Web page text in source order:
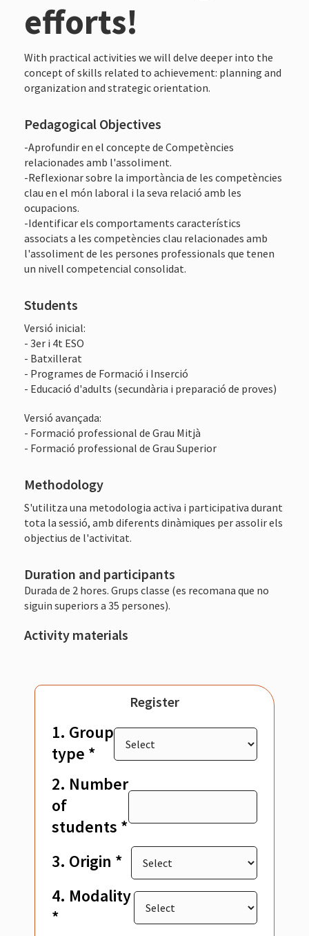
efforts!
With practical activities we will delve deeper into the
concept of skills related to achievement: planning and
organization and strategic orientation.
Pedagogical Objectives
-Aprofundir en el concepte de Competències
relacionades amb l'assoliment.
-Reflexionar sobre la importància de les competències
clau en el món laboral i la seva relació amb les
ocupacions.
-Identificar els comportaments característics
associats a les competències clau relacionades amb
l'assoliment de les persones professionals que tenen
un nivell competencial consolidat.
Students
Versió inicial:
- 3er i 4t ESO
- Batxillerat
- Programes de Formació i Inserció
- Educació d'adults (secundària i preparació de proves)
Versió avançada:
- Formació professional de Grau Mitjà
- Formació professional de Grau Superior
Methodology
S'utilitza una metodologia activa i participativa durant
tota la sessió, amb diferents dinàmiques per assolir els
objectius de l'activitat.
Duration and participants
Durada de 2 hores. Grups classe (es recomana que no
siguin superiors a 35 persones).
Activity materials
Register
1. Group
type *
2. Number
of
students *
3. Origin *
4. Modality
*